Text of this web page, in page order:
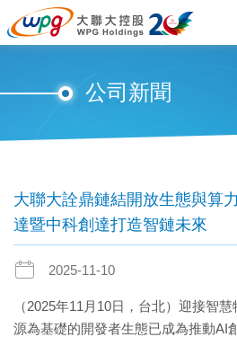
公司新聞
大聯大詮鼎鏈結開放生態與
達暨中科創達打造智鏈未來
2025-11-10
（2025年11月10日，台北）迎接智
源為基礎的開發者生態已成為推動AI